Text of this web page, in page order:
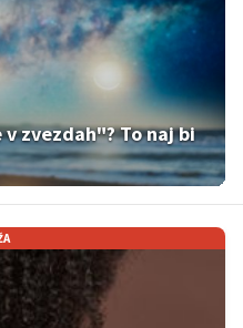
zvezdah"? To naj bi